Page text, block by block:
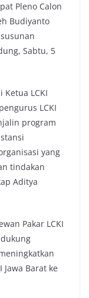
Pleno Calon
Budiyanto
Sabtu, 5
LCKI
LCKI
program
yang
tindakan
Aditya
Pakar LCKI
Barat ke